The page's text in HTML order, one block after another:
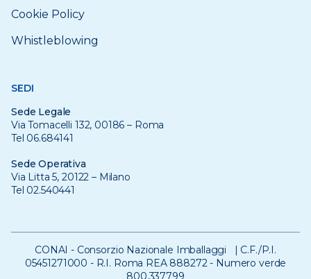
Cookie Policy
Whistleblowing
SEDI
Sede Legale
Via Tomacelli 132, 00186 – Roma
Tel 06.684141
Sede Operativa
Via Litta 5, 20122 – Milano
Tel 02.540441
CONAI - Consorzio Nazionale Imballaggi | C.F./P.I.
05451271000 - R.I. Roma REA 888272 - Numero verde
800.337799